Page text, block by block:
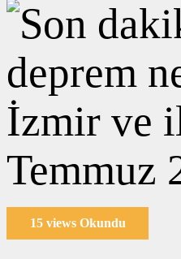
15 views Okundu